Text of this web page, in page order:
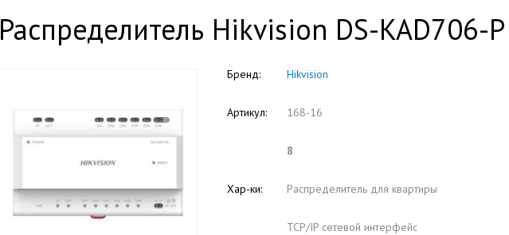
Распределитель Hikvision DS-KAD706-P
Бренд: Hikvision
Артикул: 168-16
8
Хар-ки: Распределитель для квартиры
TCP/IP сетевой интерфейс